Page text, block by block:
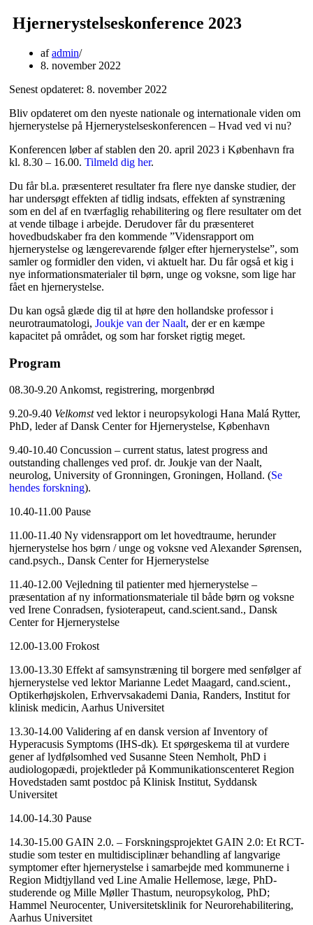
Hjernerystelseskonference 2023
afadmin
8. november 2022
Senest opdateret: 8. november 2022
Bliv opdateret om den nyeste nationale og internationale viden om
hjernerystelse på Hjernerystelseskonferencen – Hvad ved vi nu?
Konferencen løber af stablen den 20. april 2023 i København fra
kl. 8.30 – 16.00. Tilmeld dig her.
Du får bl.a. præsenteret resultater fra flere nye danske studier, der
har undersøgt effekten af tidlig indsats, effekten af synstræning
som en del af en tværfaglig rehabilitering og flere resultater om det
at vende tilbage i arbejde. Derudover får du præsenteret
hovedbudskaber fra den kommende ”Vidensrapport om
hjernerystelse og længerevarende følger efter hjernerystelse”, som
samler og formidler den viden, vi aktuelt har. Du får også et kig i
nye informationsmaterialer til børn, unge og voksne, som lige har
fået en hjernerystelse.
Du kan også glæde dig til at høre den hollandske professor i
neurotraumatologi, Joukje van der Naalt, der er en kæmpe
kapacitet på området, og som har forsket rigtig meget.
Program
08.30-9.20 Ankomst, registrering, morgenbrød
9.20-9.40 Velkomstved lektor i neuropsykologi Hana Malá Rytter,
PhD, leder af Dansk Center for Hjernerystelse, København
9.40-10.40 Concussion – current status, latest progress and
outstanding challenges ved prof. dr. Joukje van der Naalt,
neurolog, University of Gronningen, Groningen, Holland. (Se
hendes forskning).
10.40-11.00 Pause
11.00-11.40 Ny vidensrapport om let hovedtraume, herunder
hjernerystelse hos børn / unge og voksne ved Alexander Sørensen,
cand.psych., Dansk Center for Hjernerystelse
11.40-12.00 Vejledning til patienter med hjernerystelse –
præsentation af ny informationsmateriale til både børn og voksne
ved Irene Conradsen, fysioterapeut, cand.scient.sand., Dansk
Center for Hjernerystelse
12.00-13.00 Frokost
13.00-13.30 Effekt af samsynstræning til borgere med senfølger af
hjernerystelse ved lektor Marianne Ledet Maagard, cand.scient.,
Optikerhøjskolen, Erhvervsakademi Dania, Randers, Institut for
klinisk medicin, Aarhus Universitet
13.30-14.00 Validering af en dansk version af Inventory of
Hyperacusis Symptoms (IHS-dk). Et spørgeskema til at vurdere
gener af lydfølsomhed ved Susanne Steen Nemholt, PhD i
audiologopædi, projektleder på Kommunikationscenteret Region
Hovedstaden samt postdoc på Klinisk Institut, Syddansk
Universitet
14.00-14.30 Pause
14.30-15.00 GAIN 2.0. – Forskningsprojektet GAIN 2.0: Et RCT-
studie som tester en multidisciplinær behandling af langvarige
symptomer efter hjernerystelse i samarbejde med kommunerne i
Region Midtjylland ved Line Amalie Hellemose, læge, PhD-
studerende og Mille Møller Thastum, neuropsykolog, PhD;
Hammel Neurocenter, Universitetsklinik for Neurorehabilitering,
Aarhus Universitet